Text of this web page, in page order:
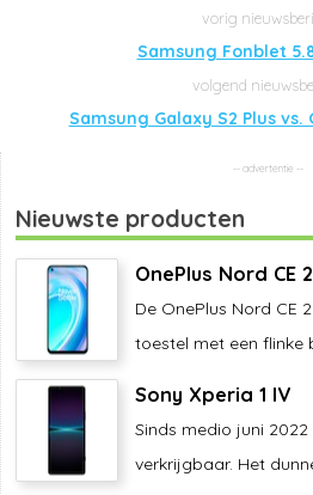
Samsung Fonblet
Samsung Galaxy S2 Plus vs.
Nieuwste producten
OnePlus Nord CE
De OnePlus Nord CE
toestel met een flinke
Sony Xperia 1 IV
Sinds medio juni 2022
verkrijgbaar. Het